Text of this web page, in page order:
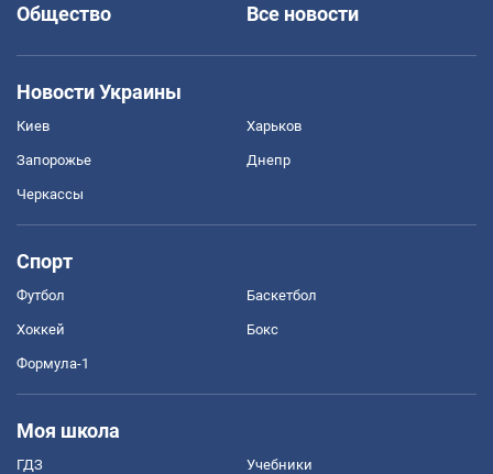
Общество
Все новости
Новости Украины
Киев Харьков
Запорожье Днепр
Черкассы
Спорт
Футбол Баскетбол
Хоккей Бокс
Формула-1
Моя школа
ГДЗ Учебники